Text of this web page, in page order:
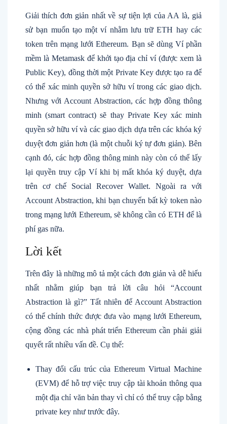
Giải thích đơn giản nhất về sự tiện lợi của AA là, giả
sử bạn muốn tạo một ví nhằm lưu trữ ETH hay các
token trên mạng lưới Ethereum. Bạn sẽ dùng Ví phần
mềm là Metamask để khởi tạo địa chỉ ví (được xem là
Public Key), đồng thời một Private Key được tạo ra để
có thể xác minh quyền sở hữu ví trong các giao dịch.
Nhưng với Account Abstraction, các hợp đồng thông
minh (smart contract) sẽ thay Private Key xác minh
quyền sở hữu ví và các giao dịch dựa trên các khóa ký
duyệt đơn giản hơn (là một chuỗi ký tự đơn giản). Bên
cạnh đó, các hợp đồng thông minh này còn có thể lấy
lại quyền truy cập Ví khi bị mất khóa ký duyệt, dựa
trên cơ chế Social Recover Wallet. Ngoài ra với
Account Abstraction, khi bạn chuyển bất kỳ token nào
trong mạng lưới Ethereum, sẽ không cần có ETH để là
phí gas nữa.
Lời kết
Trên đây là những mô tả một cách đơn giản và dễ hiểu
nhất nhằm giúp bạn trả lời câu hỏi “Account
Abstraction là gì?” Tất nhiên để Account Abstraction
có thể chính thức được đưa vào mạng lưới Ethereum,
cộng đồng các nhà phát triển Ethereum cần phải giải
quyết rất nhiều vấn đề. Cụ thể:
Thay đổi cấu trúc của Ethereum Virtual Machine
(EVM) để hỗ trợ việc truy cập tài khoản thông qua
một địa chỉ văn bản thay vì chỉ có thể truy cập bằng
private key như trước đây.